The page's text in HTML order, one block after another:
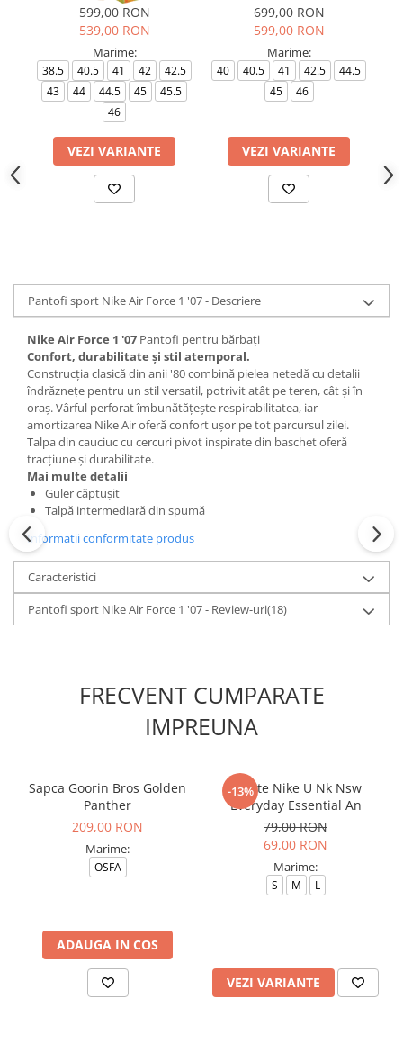
599,00 RON
539,00 RON
Marime:
38.5 40.5 41 42
42.5
43
44 44.5 45
45.5
46
VEZI VARIANTE
699,00 RON
599,00 RON
Marime:
40 40.5 41 42.5
44.5
45
46
VEZI VARIANTE
Pantofi sport Nike Air Force 1 '07 - Descriere
Nike Air Force 1 '07 Pantofi pentru bărbați
Confort, durabilitate și stil atemporal.
Construcția clasică din anii '80 combină pielea netedă cu detalii
îndrăznețe pentru un stil versatil, potrivit atât pe teren, cât și în
oraș. Vârful perforat îmbunătățește respirabilitatea, iar
amortizarea Nike Air oferă confort ușor pe tot parcursul zilei.
Talpa din cauciuc cu cercuri pivot inspirate din baschet oferă
tracțiune și durabilitate.
Mai multe detalii
Guler căptușit
Talpă intermediară din spumă
Informatii conformitate produs
Caracteristici
Pantofi sport Nike Air Force 1 '07 - Review-uri(18)
FRECVENT CUMPARATE
IMPREUNA
Sapca Goorin Bros Golden
Panther
209,00 RON
Marime:
OSFA
ADAUGA IN COS
-13%
Sosete Nike U Nk Nsw
Everyday Essential An
79,00 RON
69,00 RON
Marime:
S M L
VEZI VARIANTE